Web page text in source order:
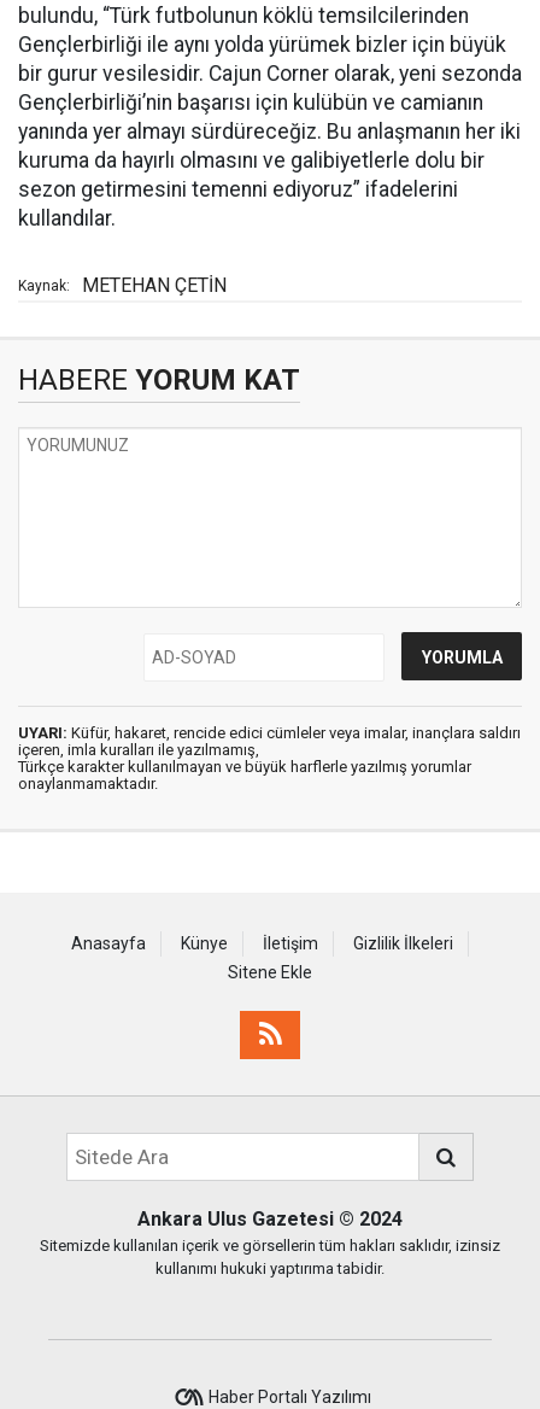
bulundu, “Türk futbolunun köklü temsilcilerinden
Gençlerbirliği ile aynı yolda yürümek bizler için büyük
bir gurur vesilesidir. Cajun Corner olarak, yeni sezonda
Gençlerbirliği’nin başarısı için kulübün ve camianın
yanında yer almayı sürdüreceğiz. Bu anlaşmanın her iki
kuruma da hayırlı olmasını ve galibiyetlerle dolu bir
sezon getirmesini temenni ediyoruz” ifadelerini
kullandılar.
Kaynak: METEHAN ÇETİN
HABERE YORUM KAT
UYARI: Küfür, hakaret, rencide edici cümleler veya imalar, inançlara saldırı
içeren, imla kuralları ile yazılmamış,
Türkçe karakter kullanılmayan ve büyük harflerle yazılmış yorumlar
onaylanmamaktadır.
Anasayfa Künye İletişim
Gizlilik İlkeleri
Sitene Ekle
Ankara Ulus Gazetesi © 2024
Sitemizde kullanılan içerik ve görsellerin tüm hakları saklıdır, izinsiz
kullanımı hukuki yaptırıma tabidir.
Haber Portalı Yazılımı